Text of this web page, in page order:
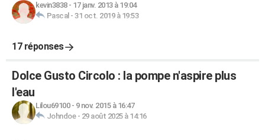
kevin3838- 17 janv. 2013 à 19:04
Pascal - 31 oct. 2019 à 19:53
17 réponses
Dolce Gusto Circolo : la pompe n'aspire plus
l'eau
Lilou69100- 9 nov. 2015 à 16:47
Johndoe- 29 août 2025 à 14:16